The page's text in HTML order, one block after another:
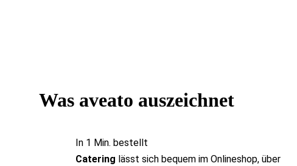
Was aveato auszeichnet
In 1 Min. bestellt
Catering lässt sich bequem im Onlineshop, über